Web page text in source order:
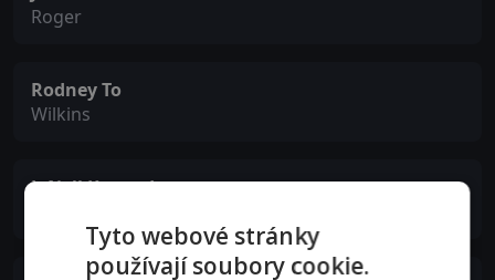
Roger
Rodney To
Wilkins
JoNell Kennedy
Tyto webové stránky
používají soubory cookie.